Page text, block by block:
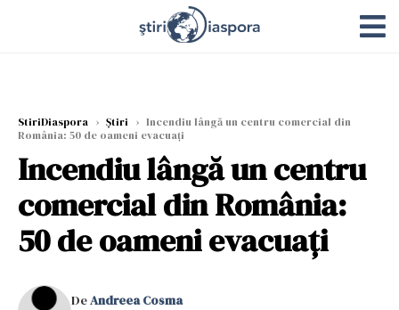
StiriDiaspora › Știri › Incendiu lângă un centru comercial din
România: 50 de oameni evacuați
Incendiu lângă un centru
comercial din România:
50 de oameni evacuați
DeAndreea Cosma